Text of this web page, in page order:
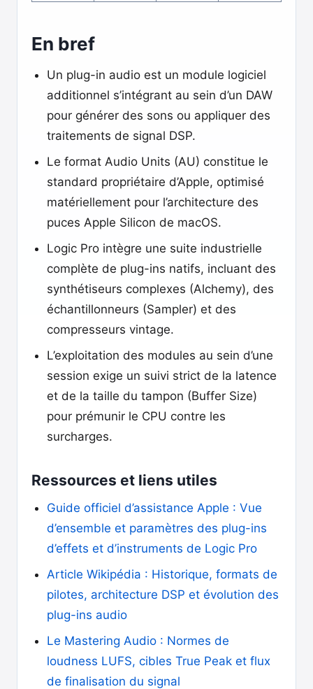
En bref
Un plug-in audio est un module logiciel
additionnel s’intégrant au sein d’un DAW
pour générer des sons ou appliquer des
traitements de signal DSP.
Le format Audio Units (AU) constitue le
standard propriétaire d’Apple, optimisé
matériellement pour l’architecture des
puces Apple Silicon de macOS.
Logic Pro intègre une suite industrielle
complète de plug-ins natifs, incluant des
synthétiseurs complexes (Alchemy), des
échantillonneurs (Sampler) et des
compresseurs vintage.
L’exploitation des modules au sein d’une
session exige un suivi strict de la latence
et de la taille du tampon (Buffer Size)
pour prémunir le CPU contre les
surcharges.
Ressources et liens utiles
Guide officiel d’assistance Apple : Vue
d’ensemble et paramètres des plug-ins
d’effets et d’instruments de Logic Pro
Article Wikipédia : Historique, formats de
pilotes, architecture DSP et évolution des
plug-ins audio
Le Mastering Audio : Normes de
loudness LUFS, cibles True Peak et flux
de finalisation du signal